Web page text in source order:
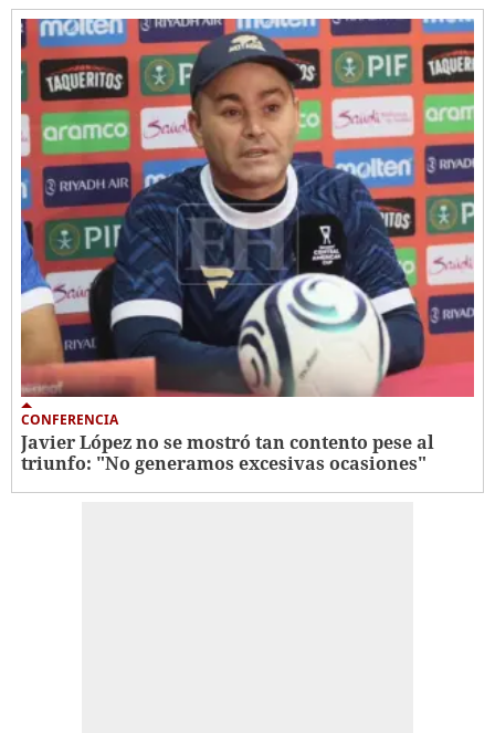
CONFERENCIA
Javier López no se mostró tan contento pese al
triunfo: "No generamos excesivas ocasiones"